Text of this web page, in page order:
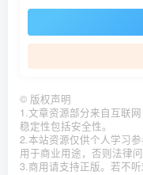
© 版权声明
1.文章资源部分来自互联
稳定性包括安全性。
2.本站资源仅供个人学习
用于商业用途，否则法律问
3.商用请支持正版。若不